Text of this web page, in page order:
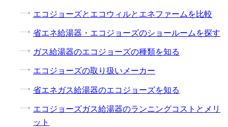
エコジョーズとエコウィルとエネファームを比較
省エネ給湯器・エコジョーズのショールームを探す
ガス給湯器のエコジョーズの種類を知る
エコジョーズの取り扱いメーカー
省エネガス給湯器のエコジョーズを知る
エコジョーズガス給湯器のランニングコストとメリ
ット